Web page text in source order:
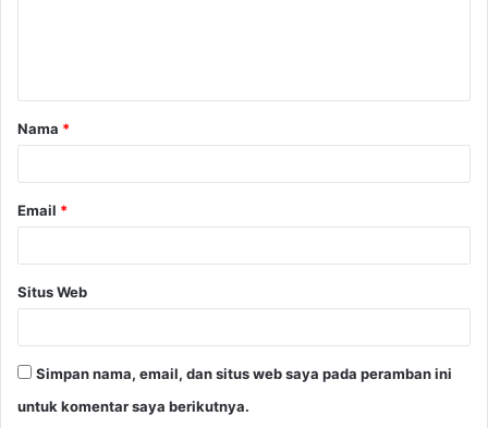
a
r
Nama *
Email *
Situs Web
Simpan nama, email, dan situs web saya pada peramban ini
untuk komentar saya berikutnya.